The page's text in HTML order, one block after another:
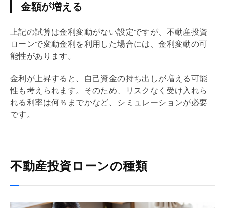
金額が増える
上記の試算は金利変動がない設定ですが、不動産投資
ローンで変動金利を利用した場合には、金利変動の可
能性があります。
金利が上昇すると、自己資金の持ち出しが増える可能
性も考えられます。そのため、リスクなく受け入れら
れる利率は何％までかなど、シミュレーションが必要
です。
不動産投資ローンの種類